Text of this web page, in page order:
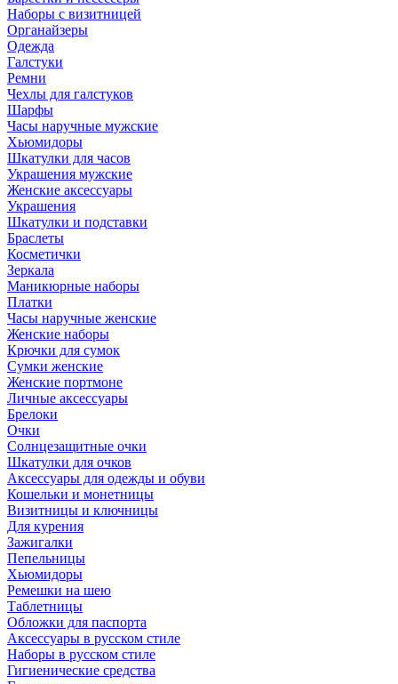
Наборы с визитницей
Органайзеры
Одежда
Галстуки
Ремни
Чехлы для галстуков
Шарфы
Часы наручные мужские
Хьюмидоры
Шкатулки для часов
Украшения мужские
Женские аксессуары
Украшения
Шкатулки и подставки
Браслеты
Косметички
Зеркала
Маникюрные наборы
Платки
Часы наручные женские
Женские наборы
Крючки для сумок
Сумки женские
Женские портмоне
Личные аксессуары
Брелоки
Очки
Солнцезащитные очки
Шкатулки для очков
Аксессуары для одежды и обуви
Кошельки и монетницы
Визитницы и ключницы
Для курения
Зажигалки
Пепельницы
Хьюмидоры
Ремешки на шею
Таблетницы
Обложки для паспорта
Аксессуары в русском стиле
Наборы в русском стиле
Гигиенические средства